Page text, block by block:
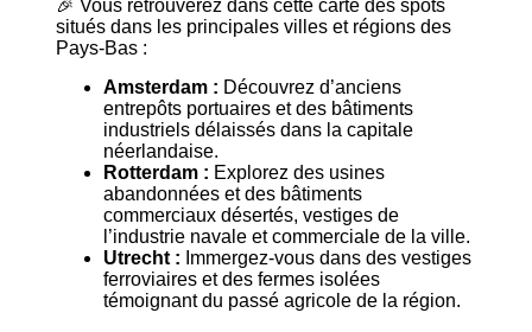
🎉 Vous retrouverez dans cette carte des spots
situés dans les principales villes et régions des
Pays-Bas :
Amsterdam : Découvrez d’anciens
entrepôts portuaires et des bâtiments
industriels délaissés dans la capitale
néerlandaise.
Rotterdam : Explorez des usines
abandonnées et des bâtiments
commerciaux désertés, vestiges de
l’industrie navale et commerciale de la ville.
Utrecht : Immergez-vous dans des vestiges
ferroviaires et des fermes isolées
témoignant du passé agricole de la région.